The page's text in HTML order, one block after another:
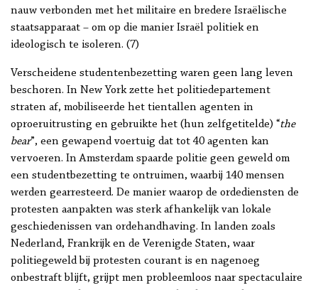
nauw verbonden met het militaire en bredere Israëlische
staatsapparaat – om op die manier Israël politiek en
ideologisch te isoleren. (7)
Verscheidene studentenbezetting waren geen lang leven
beschoren. In New York zette het politiedepartement
straten af, mobiliseerde het tientallen agenten in
oproeruitrusting en gebruikte het (hun zelfgetitelde) “the
bear”, een gewapend voertuig dat tot 40 agenten kan
vervoeren. In Amsterdam spaarde politie geen geweld om
een studentbezetting te ontruimen, waarbij 140 mensen
werden gearresteerd. De manier waarop de ordediensten de
protesten aanpakten was sterk afhankelijk van lokale
geschiedenissen van ordehandhaving. In landen zoals
Nederland, Frankrijk en de Verenigde Staten, waar
politiegeweld bij protesten courant is en nagenoeg
onbestraft blijft, grijpt men probleemloos naar spectaculaire